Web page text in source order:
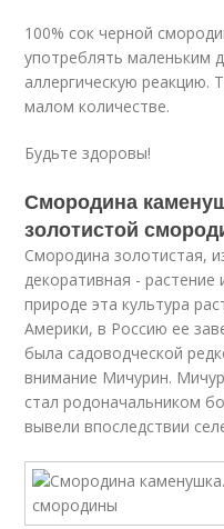
100% сок черной
употреблять маленьким
аллергическую реакцию.
малом количестве.
Будьте здоровы!
Смородина
золотистой
Смородина золотистая,
декоративная -
природе эта культура
Америки, в Россию ее
была садоводческой
внимание Мичурин.
стал родоначальником
вывели впоследствии